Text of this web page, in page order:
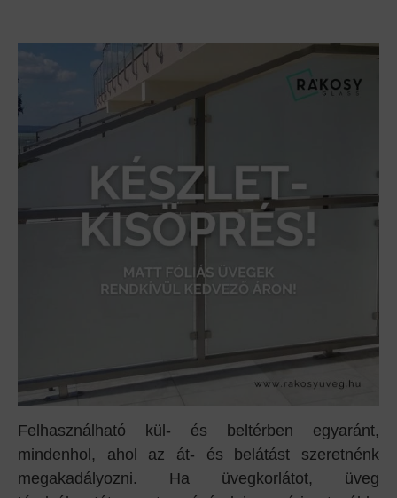
Felhasználható kül- és beltérben egyaránt,
mindenhol, ahol az át- és belátást szeretnénk
megakadályozni. Ha üvegkorlátot, üveg